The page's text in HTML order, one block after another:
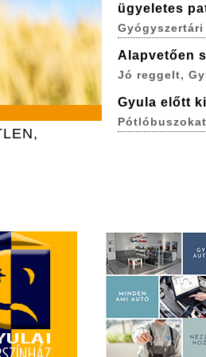
ügyeletes
Alapvetően
Jó reggelt,
Gyula előtt